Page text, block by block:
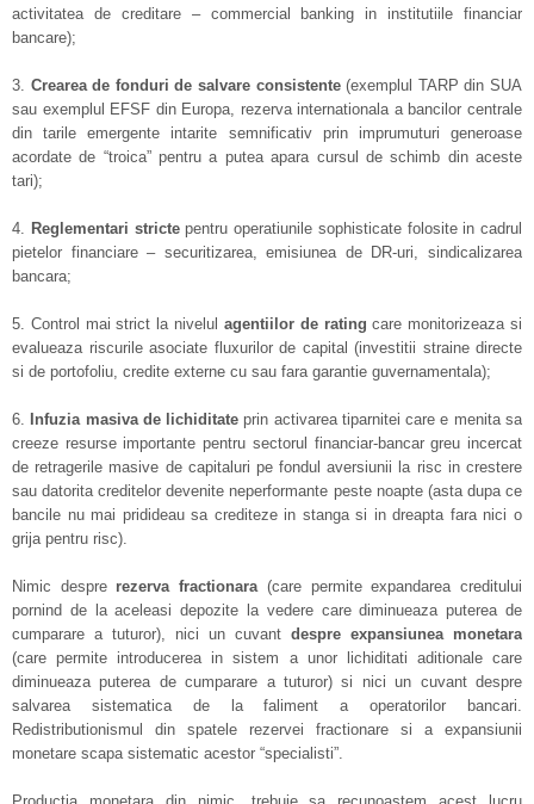
activitatea de creditare – commercial banking in institutiile financiar
bancare);
3. Crearea de fonduri de salvare consistente(exemplul TARP din SUA
sau exemplul EFSF din Europa, rezerva internationala a bancilor centrale
din tarile emergente intarite semnificativ prin imprumuturi generoase
acordate de “troica” pentru a putea apara cursul de schimb din aceste
tari);
4. Reglementari strictepentru operatiunile sophisticate folosite in cadrul
pietelor financiare – securitizarea, emisiunea de DR-uri, sindicalizarea
bancara;
5. Control mai strict la nivelul agentiilor de rating care monitorizeaza si
evalueaza riscurile asociate fluxurilor de capital (investitii straine directe
si de portofoliu, credite externe cu sau fara garantie guvernamentala);
6. Infuzia masiva de lichiditate prin activarea tiparnitei care e menita sa
creeze resurse importante pentru sectorul financiar-bancar greu incercat
de retragerile masive de capitaluri pe fondul aversiunii la risc in crestere
sau datorita creditelor devenite neperformante peste noapte (asta dupa ce
bancile nu mai pridideau sa crediteze in stanga si in dreapta fara nici o
grija pentru risc).
Nimic desprerezerva fractionara(care permite expandarea creditului
pornind de la aceleasi depozite la vedere care diminueaza puterea de
cumparare a tuturor), nici un cuvant despre expansiunea monetara
(care permite introducerea in sistem a unor lichiditati aditionale care
diminueaza puterea de cumparare a tuturor) si nici un cuvant despre
salvarea sistematica de la faliment a operatorilor bancari.
Redistributionismul din spatele rezervei fractionare si a expansiunii
monetare scapa sistematic acestor “specialisti”.